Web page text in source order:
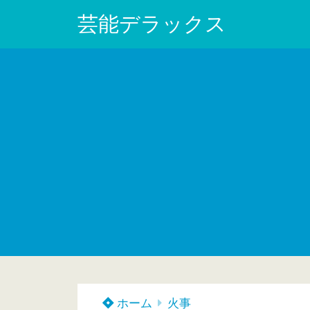
芸能デラックス
ホーム 火事